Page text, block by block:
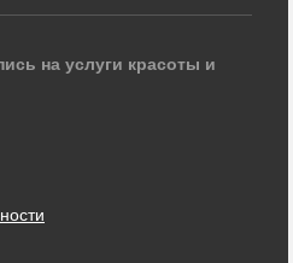
на услуги красоты и